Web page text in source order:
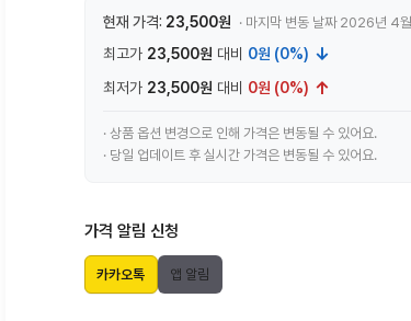
현재 가격: 23,500원 · 마지막 변동 날짜 2026년 4
최고가 23,500원 대비 0원 (0%) ↓
최저가 23,500원 대비 0원 (0%) ↑
· 상품 옵션 변경으로 인해 가격은 변동될 수 있어요.
· 당일 업데이트 후 실시간 가격은 변동될 수 있어요.
가격 알림 신청
카카오톡 앱 알림